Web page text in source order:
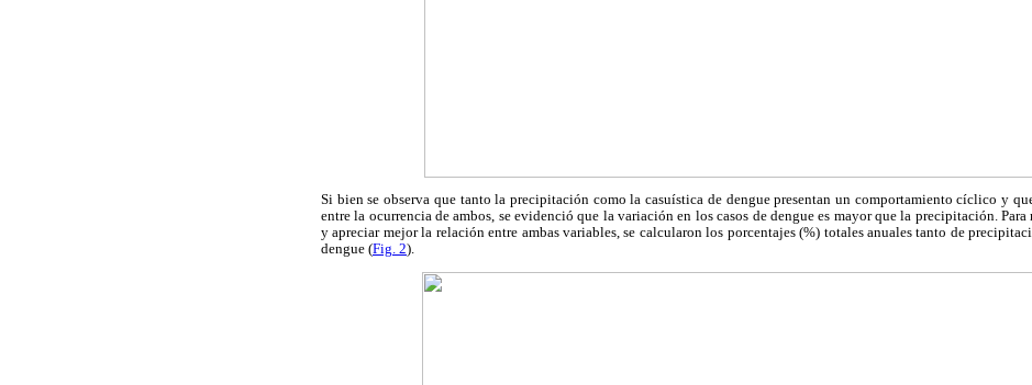
Si bien se observa que tanto la precipitación como la casuística de dengue presentan un comportamiento cíclico y
entre la ocurrencia de ambos, se evidenció que la variación en los casos de dengue es mayor que la precipitación.
y apreciar mejor la relación entre ambas variables, se calcularon los porcentajes (%) totales anuales tanto de
dengue (Fig. 2).